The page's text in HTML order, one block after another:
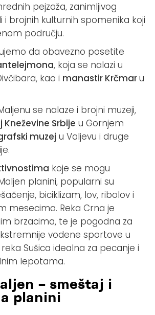
pejzaža, zanimljivog
i brojnih kulturnih spomenika koji
području.
da obavezno posetite
, koja se nalazi u
kao i manastir Krčmaru
se nalaze i brojni muzeji,
Kneževine Srbije u Gornjem
muzej u Valjevu i druge
koje se mogu
planini, popularni su
biciklizam, lov, ribolov i
mesecima. Reka Crna je
brzacima, te je pogodna za
vodene sportove u
Sušica idealna za pecanje i
lepotama.
– smeštaj i
planini